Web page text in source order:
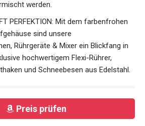
werden.
PERFEKTION: Mit dem farbenfrohen
sind unsere
Rührgeräte & Mixer ein Blickfang in
hochwertigem Flexi-Rührer,
und Schneebesen aus Edelstahl.
Preis prüfen